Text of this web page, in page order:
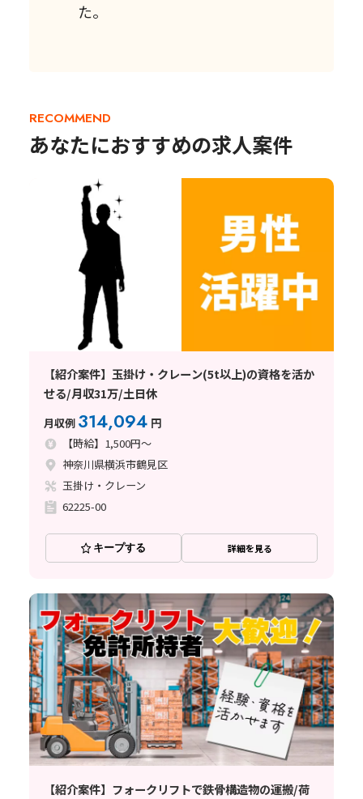
た。
RECOMMEND
あなたにおすすめの求人案件
【紹介案件】玉掛け・クレーン(5t以上)の資格を活か
せる/月収31万/土日休
月収例 314,094 円
【時給】1,500円～
神奈川県横浜市鶴見区
玉掛け・クレーン
62225-00
キープする 詳細を見る
【紹介案件】フォークリフトで鉄骨構造物の運搬/荷